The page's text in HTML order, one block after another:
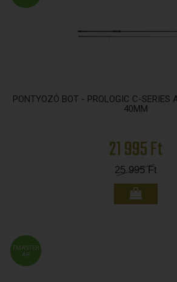
PONTYOZÓ BOT - PROLOGIC C-SERIES
40MM
21 995 Ft
25 995Ft
FMASTER
ÁR